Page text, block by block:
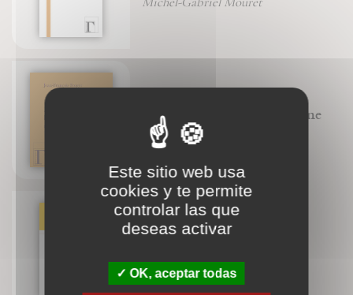
Le livre de la nature humaine
Jean-François Froger
Marion Duvauchel
Este sitio web usa
cookies y te permite
controlar las que
deseas activar
OK, aceptar todas